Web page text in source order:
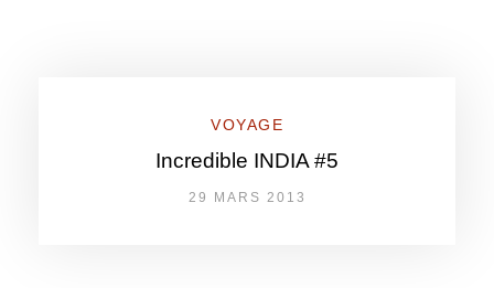
VOYAGE
Incredible INDIA #5
29 MARS 2013